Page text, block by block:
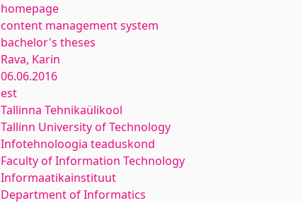
homepage
content management system
bachelor's theses
Rava, Karin
06.06.2016
est
Tallinna Tehnikaülikool
Tallinn University of Technology
Infotehnoloogia teaduskond
Faculty of Information Technology
Informaatikainstituut
Department of Informatics